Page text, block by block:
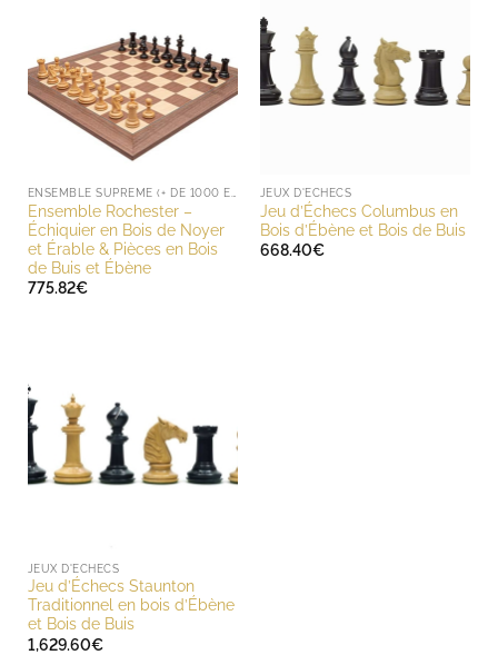
Ensemble Rochester –
Échiquier en Bois de Noyer
et Érable & Pièces en Bois
de Buis et Ébène
775.82€
JEUX D'ECHECS
Jeu d’Échecs Columbus en
Bois d’Ébène et Bois de Buis
668.40€
JEUX D'ECHECS
Jeu d’Échecs Staunton
Traditionnel en bois d’Ébène
et Bois de Buis
1,629.60€